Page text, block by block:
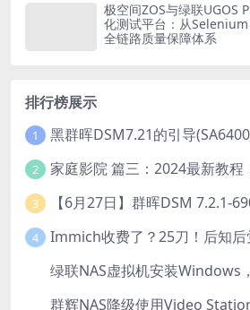
极空间ZOS与绿联UGOS
化测试平台：从
全链路质量保障体系
排行榜展示
1
2
3
4
绿联NAS虚拟机安装Windows